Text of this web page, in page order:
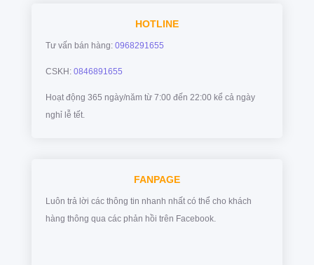
HOTLINE
Tư vấn bán hàng: 0968291655
CSKH: 0846891655
Hoạt động 365 ngày/năm từ 7:00 đến 22:00 kể cả ngày
nghỉ lễ tết.
FANPAGE
Luôn trả lời các thông tin nhanh nhất có thể cho khách
hàng thông qua các phản hồi trên Facebook.